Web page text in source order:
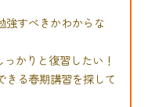
強すべきかわからな
かりと復習したい！
きる春期講習を探して